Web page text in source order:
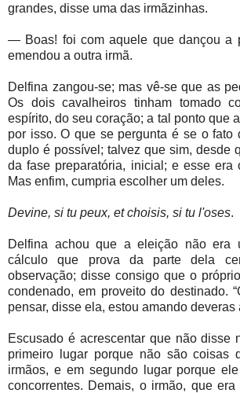
grandes, disse uma das irmãzinhas.
— Boas! foi com aquele que dançou a
emendou a outra irmã.
Delfina zangou-se; mas vê-se que as
Os dois cavalheiros tinham tomado
espírito, do seu coração; a tal ponto que
por isso. O que se pergunta é se o fato
duplo é possível; talvez que sim, desde
da fase preparatória, inicial; e esse era
Mas enfim, cumpria escolher um deles.
Devine, si tu peux, et choisis, si tu l'oses.
Delfina achou que a eleição não era
cálculo que prova da parte dela
observação; disse consigo que o
condenado, em proveito do destinado.
pensar, disse ela, estou amando deveras
Escusado é acrescentar que não disse
primeiro lugar porque não são coisas
irmãos, e em segundo lugar porque
concorrentes. Demais, o irmão, que